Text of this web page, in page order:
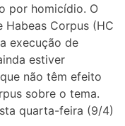
por homicídio. O
Corpus (HC
execução de
estiver
não têm efeito
sobre o tema.
quarta-feira (9/4)